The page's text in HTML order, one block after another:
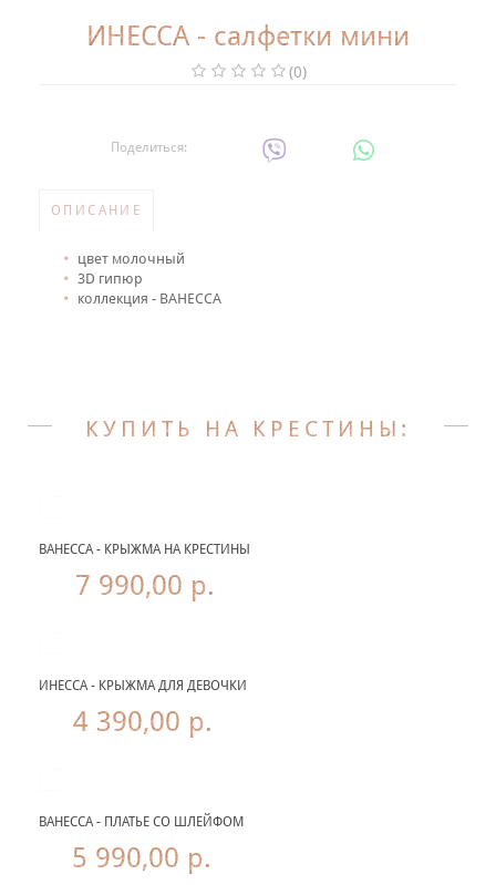
ИМЕННАЯ ВЫШИВКА
ИНЕССА - салфетки мини
(0)
Поделиться:
ОПИСАНИЕ
цвет молочный
3D гипюр
коллекция - ВАНЕССА
КУПИТЬ НА КРЕСТИНЫ:
ВАНЕССА - КРЫЖМА НА КРЕСТИНЫ
7 990,00 р.
ИНЕССА - КРЫЖМА ДЛЯ ДЕВОЧКИ
4 390,00 р.
ВАНЕССА - ПЛАТЬЕ СО ШЛЕЙФОМ
5 990,00 р.